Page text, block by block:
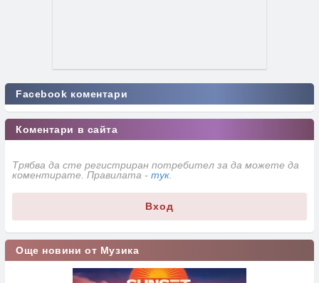
Facebook коментари
Коментари в сайта
Трябва да сте регистриран потребител за да можете да
коментирате. Правилата - тук.
Вход
Още новини от Музика